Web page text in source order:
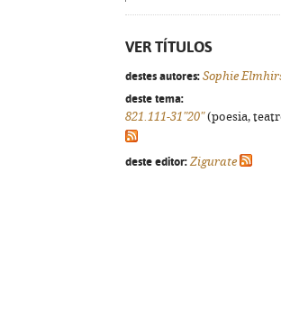
VER TÍTULOS
destes autores: Sophie
deste tema:
821.111-31"20"(poesia,
deste editor: Zigurate